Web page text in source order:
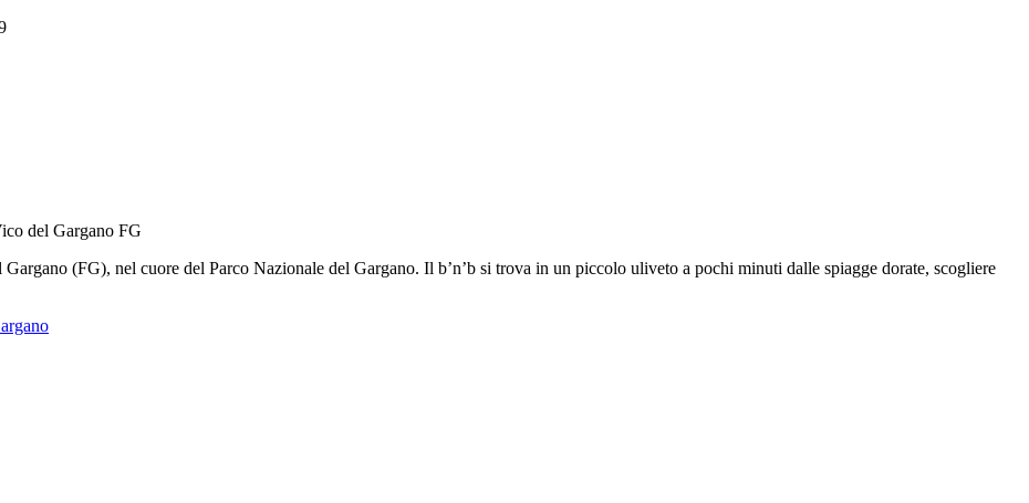
del Gargano FG
(FG), nel cuore del Parco Nazionale del Gargano. Il b’n’b si trova in un piccolo uliveto a pochi minuti dalle spiagge dorate, scogliere